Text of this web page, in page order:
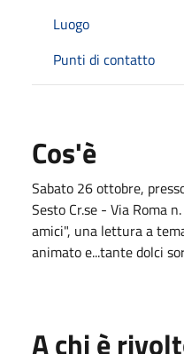
Luogo
Punti di contatto
Cos'è
Sabato 26 ottobre,
Sesto Cr.se - Via Roma
amici", una lettura a
animato e...tante dolci
A chi è